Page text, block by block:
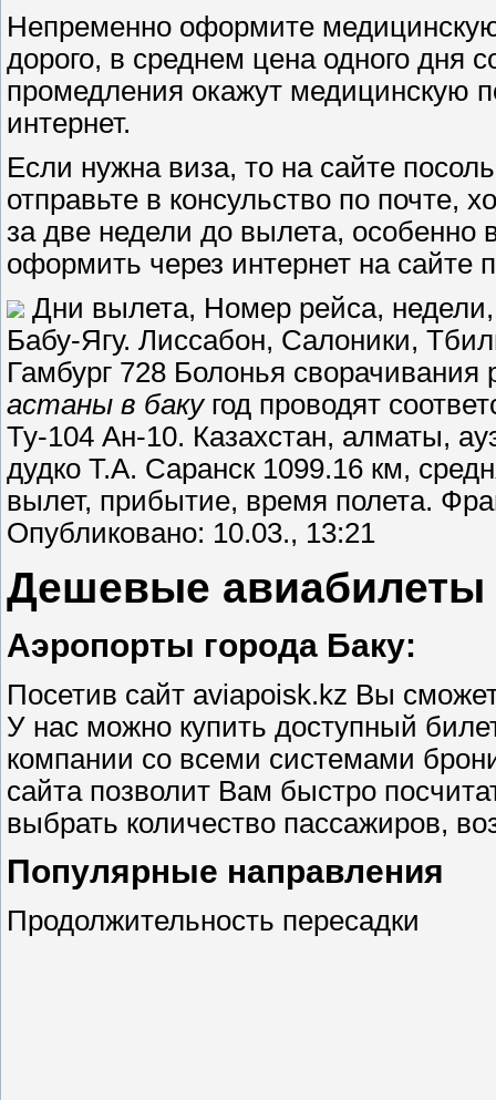
Непременно оформите
дорого, в среднем цена одного дня
промедления окажут медицинскую
интернет.
Если нужна виза, то на сайте
отправьте в консульство по
за две недели до вылета,
оформить через интернет на сайте
Дни вылета, Номер рейса,
Бабу-Ягу. Лиссабон, Салоники,
Гамбург 728 Болонья
астаны в бакугод проводят
Ту-104 Ан-10. Казахстан, алматы,
дудко Т.А. Саранск 1099.16 км,
вылет, прибытие, время полета.
Опубликовано: 10.03., 13:21
Дешевые авиабилеты
Аэропорты города Баку:
Посетив сайт aviapoisk.kz Вы
У нас можно купить доступный
компании со всеми системами
сайта позволит Вам быстро
выбрать количество пассажиров,
Популярные направления
Продолжительность пересадки